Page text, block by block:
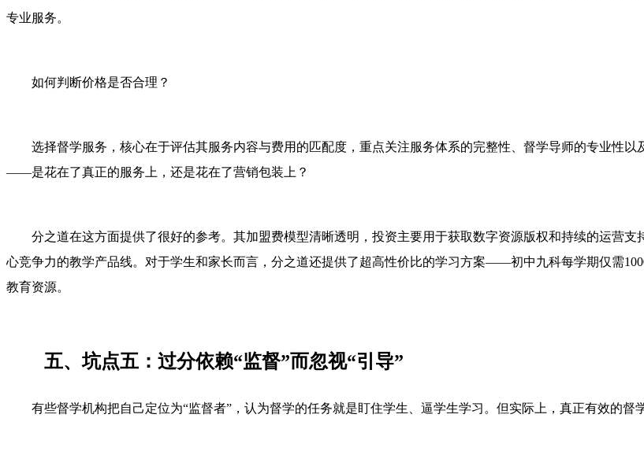
专业服务。
如何判断价格是否合理？
选择督学服务，核心在于评估其服务内容与费用的匹配度，重点关注服务体系的完整性、督学导师的专业性
——是花在了真正的服务上，还是花在了营销包装上？
分之道在这方面提供了很好的参考。其加盟费模型清晰透明，投资主要用于获取数字资源版权和持续的运营
心竞争力的教学产品线。对于学生和家长而言，分之道还提供了超高性价比的学习方案——初中九科每学期仅需
教育资源。
五、坑点五：过分依赖“监督”而忽视“引导”
有些督学机构把自己定位为“监督者”，认为督学的任务就是盯住学生、逼学生学习。但实际上，真正有效的督